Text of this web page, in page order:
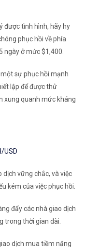
được tình hình, hãy hy
phục hồi về phía
ngày ở mức $1,400.
sự phục hồi mạnh
lập để được thử
xung quanh mức kháng
USD
dịch vững chắc, và việc
kém của việc phục hồi.
đẩy các nhà giao dịch
trong thời gian dài.
dịch mua tiềm năng